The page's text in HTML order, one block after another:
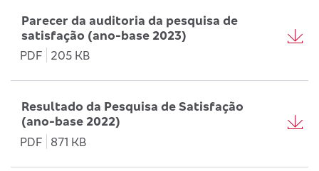
Parecer da auditoria da pesquisa de
satisfação (ano-base 2023)
PDF
205 KB
Resultado da Pesquisa de Satisfação
(ano-base 2022)
PDF
871 KB